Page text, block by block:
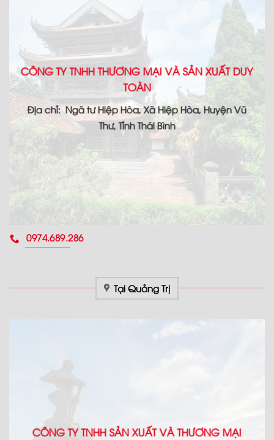
CÔNG TY TNHH THƯƠNG MẠI VÀ SẢN XUẤT DUY
TOÀN
Địa chỉ: Ngã tư Hiệp Hòa, Xã Hiệp Hòa, Huyện Vũ
Thư, Tỉnh Thái Bình
0974.689.286
Tại Quảng Trị
CÔNG TY TNHH SẢN XUẤT VÀ THƯƠNG MẠI